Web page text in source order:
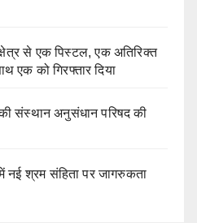
से एक पिस्टल, एक अतिरिक्त
एक को गिरफ्तार दिया
संस्थान अनुसंधान परिषद की
नई श्रम संहिता पर जागरुकता